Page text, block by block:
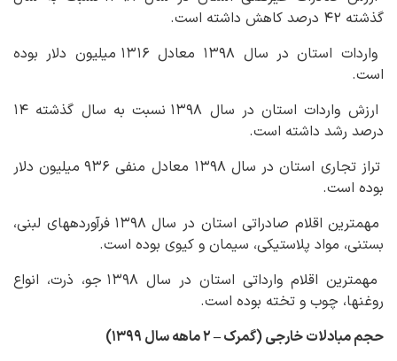
گذشته ۴۲ درصد کاهش داشته است.
واردات استان در سال ۱۳۹۸ معادل ۱۳۱۶ میلیون دلار بوده
است.
ارزش واردات استان در سال ۱۳۹۸ نسبت به سال گذشته ۱۴
درصد رشد داشته است.
تراز تجاری استان در سال ۱۳۹۸ معادل منفی ۹۳۶ میلیون دلار
بوده است.
مهمترین اقلام صادراتی استان در سال ۱۳۹۸ فرآورده‏های لبنی،
بستنی، مواد پلاستیکی، سیمان و کیوی بوده است.
مهمترین اقلام وارداتی استان در سال ۱۳۹۸ جو، ذرت، انواع
روغن‏ها، چوب و تخته بوده است.
حجم مبادلات خارجی (گمرک–